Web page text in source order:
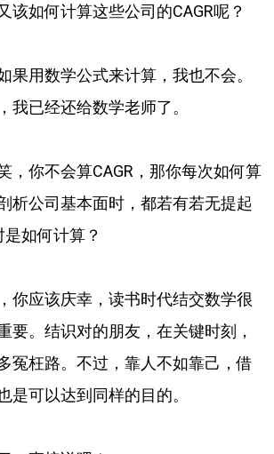
该如何计算这些公司的CAGR呢？
果用数学公式来计算，我也不会。
我已经还给数学老师了。
，你不会算CAGR，那你每次如何算
析公司基本面时，都若有若无提起
是如何计算？
你应该庆幸，读书时代结交数学很
要。结识对的朋友，在关键时刻，
冤枉路。不过，靠人不如靠己，借
是可以达到同样的目的。